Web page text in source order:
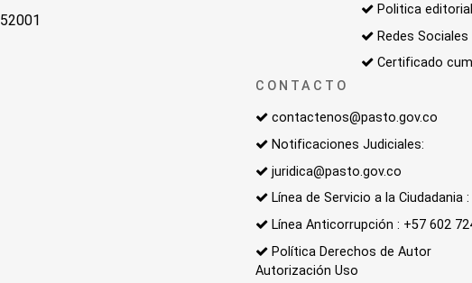
Politica editorial
Redes Sociales
Certificado
CONTACTO
contactenos@pasto.gov.co
Notificaciones Judiciales:
juridica@pasto.gov.co
Línea de Servicio a la Ciudadania
Línea Anticorrupción : +57 602
Política Derechos de Autor
Autorización Uso